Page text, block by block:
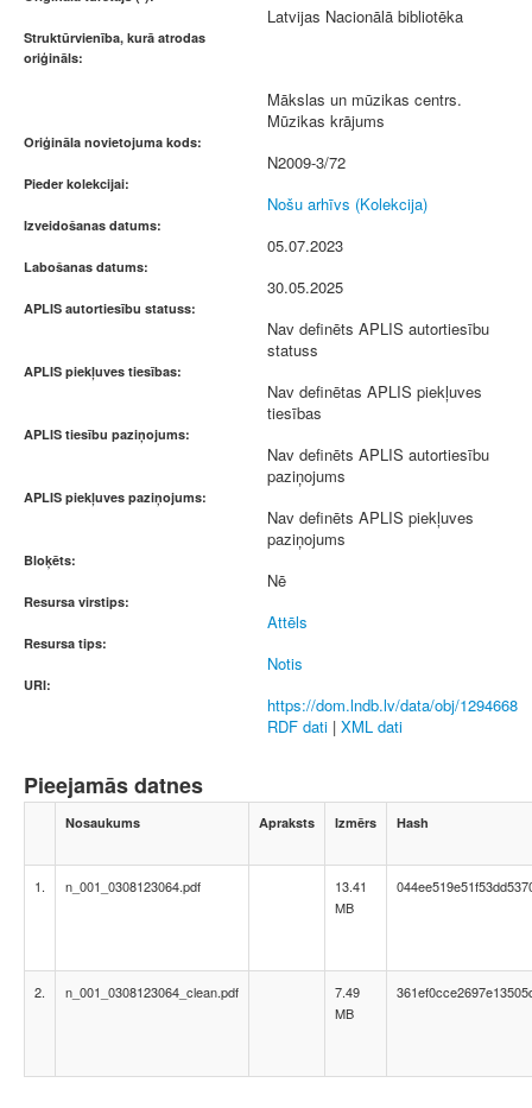
Latvijas Nacionālā bibliotēka
Struktūrvienība, kurā atrodas
oriģināls:
Mākslas un mūzikas centrs.
Mūzikas krājums
Oriģināla novietojuma kods:
N2009-3/72
Pieder kolekcijai:
Nošu arhīvs (Kolekcija)
Izveidošanas datums:
05.07.2023
Labošanas datums:
30.05.2025
APLIS autortiesību statuss:
Nav definēts APLIS autortiesību
statuss
APLIS piekļuves tiesības:
Nav definētas APLIS piekļuves
tiesības
APLIS tiesību paziņojums:
Nav definēts APLIS autortiesību
paziņojums
APLIS piekļuves paziņojums:
Nav definēts APLIS piekļuves
paziņojums
Bloķēts:
Nē
Resursa virstips:
Attēls
Resursa tips:
Notis
URI:
https://dom.lndb.lv/data/obj/1294668
RDF dati | XML dati
Pieejamās datnes
Nosaukums Apraksts Izmērs Hash
1. n_001_0308123064.pdf
13.41
MB
2. n_001_0308123064_clean.pdf
7.49
MB